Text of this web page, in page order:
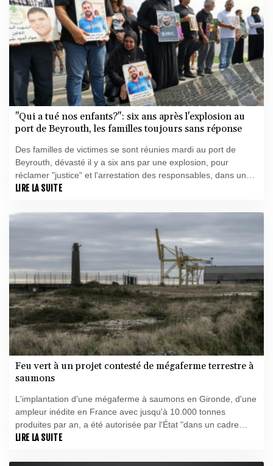
"Qui a tué nos enfants?": six ans après l'explosion au
port de Beyrouth, les familles toujours sans réponse
Des familles de victimes se sont réunies mardi au port de
Beyrouth, dévasté il y a six ans par une explosion, pour
réclamer "justice" et l'arrestation des responsables, dans un
Liban habitué à l'impunité.
LIRE LA SUITE
Feu vert à un projet contesté de mégaferme terrestre à
saumons
L'implantation d'une mégaferme à saumons en Gironde, d'une
ampleur inédite en France avec jusqu'à 10.000 tonnes
produites par an, a été autorisée par l'État "dans un cadre
environnemental strict", alors que des habitants, des ONG et
LIRE LA SUITE